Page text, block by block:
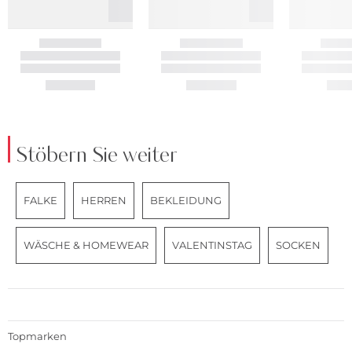
Stöbern Sie weiter
FALKE HERREN BEKLEIDUNG
WÄSCHE & HOMEWEAR VALENTINSTAG SOCKEN
Topmarken